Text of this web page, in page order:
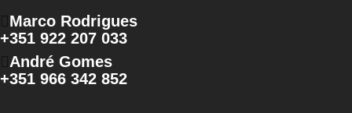
Marco Rodrigues
+351 922 207 033
André Gomes
+351 966 342 852